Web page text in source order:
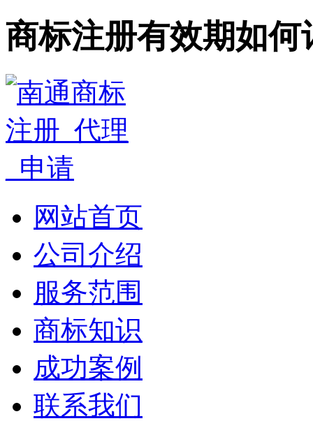
商标注册有效期如何
网站首页
公司介绍
服务范围
商标知识
成功案例
联系我们